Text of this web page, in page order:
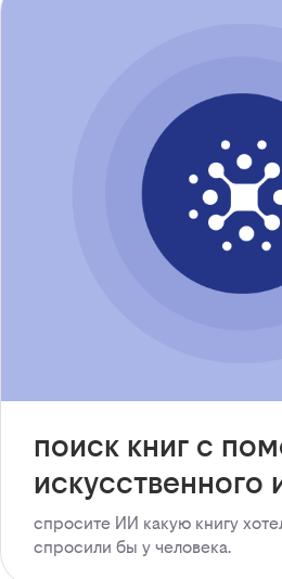
поиск книг с
искусственного
спросите ИИ какую книгу
спросили бы у человека.